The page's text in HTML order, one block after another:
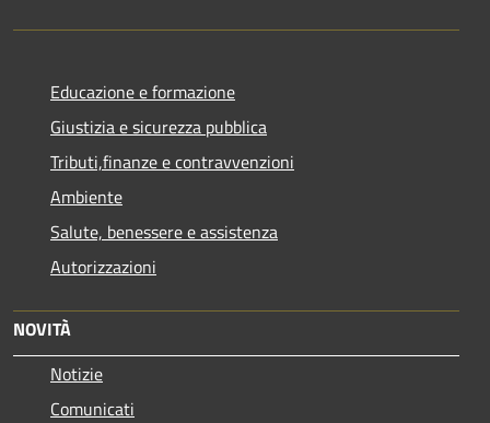
Educazione e formazione
Giustizia e sicurezza pubblica
Tributi,finanze e contravvenzioni
Ambiente
Salute, benessere e assistenza
Autorizzazioni
NOVITÀ
Notizie
Comunicati